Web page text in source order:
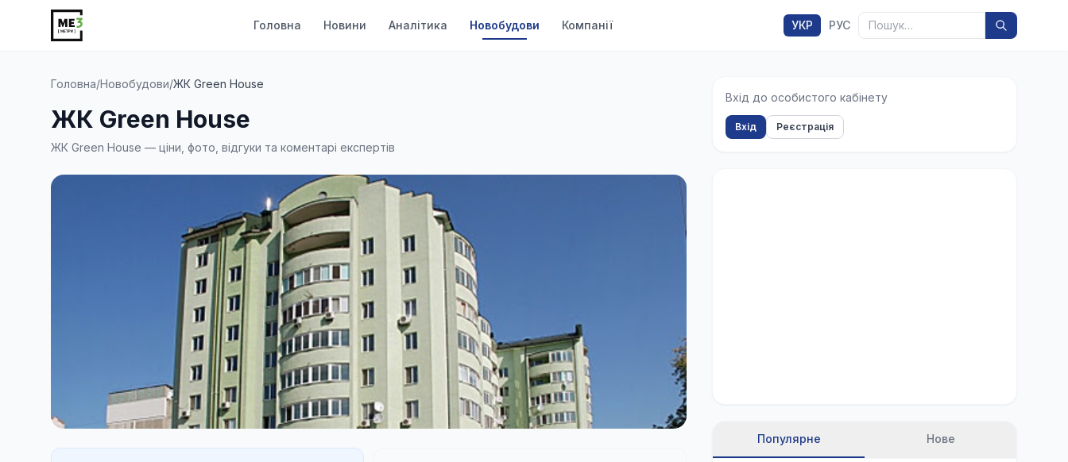
Головна Новини Аналітика Новобудови Компанії УКР РУС Пошук
Головна/Новобудови/ЖК Green House
ЖК Green House
ЖК Green House — ціни, фото, відгуки та коментарі експертів
Вхід до особистого кабінету
Вхід Реєстрація
Популярне Нове